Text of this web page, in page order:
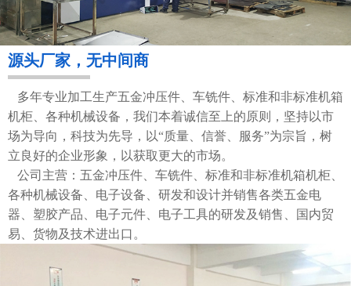
源头厂家，无中间商
多年专业加工生产五金冲压件、车铣件、标准和非标准机箱
机柜、各种机械设备，我们本着诚信至上的原则，坚持以市
场为导向，科技为先导，以“质量、信誉、服务”为宗旨，树
立良好的企业形象，以获取更大的市场。
公司主营：五金冲压件、车铣件、标准和非标准机箱机柜、
各种机械设备、电子设备、研发和设计并销售各类五金电
器、塑胶产品、电子元件、电子工具的研发及销售、国内贸
易、货物及技术进出口。